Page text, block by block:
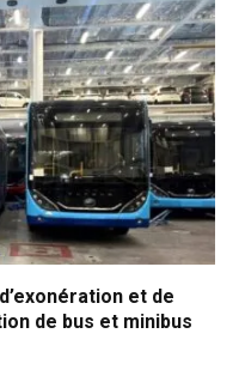
et de
de bus et minibus